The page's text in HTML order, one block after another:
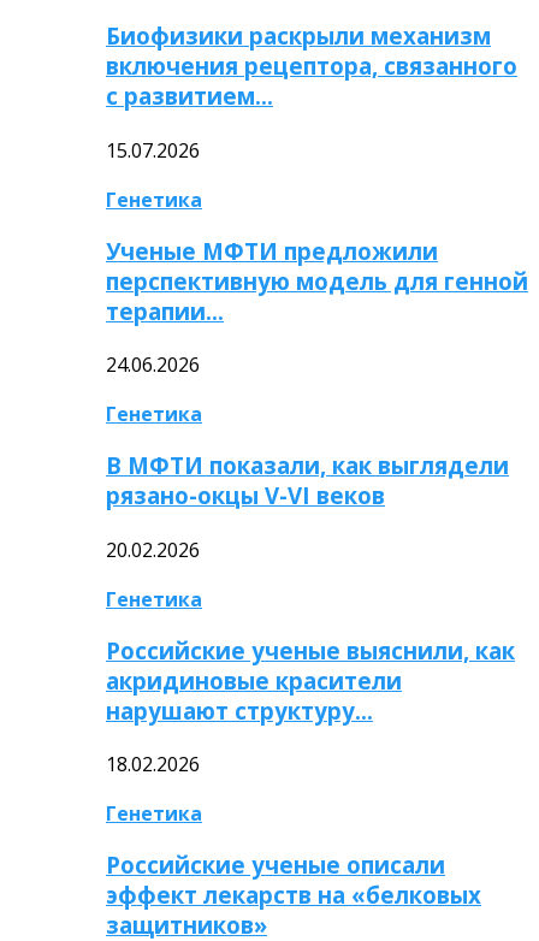
Биофизики раскрыли механизм
включения рецептора, связанного
с развитием…
15.07.2026
Генетика
Ученые МФТИ предложили
перспективную модель для генной
терапии…
24.06.2026
Генетика
В МФТИ показали, как выглядели
рязано-окцы V-VI веков
20.02.2026
Генетика
Российские ученые выяснили, как
акридиновые красители
нарушают структуру…
18.02.2026
Генетика
Российские ученые описали
эффект лекарств на «белковых
защитников»